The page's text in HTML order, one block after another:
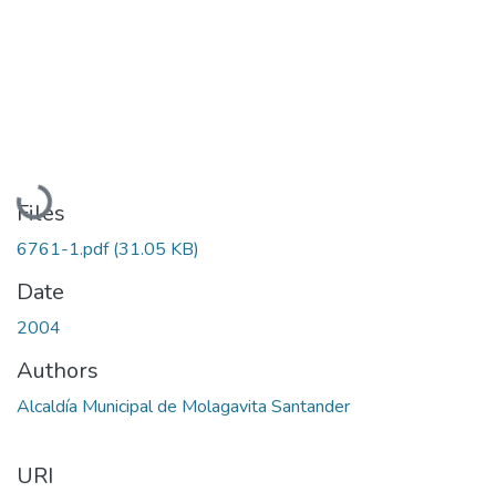
Loading...
Files
6761-1.pdf(31.05 KB)
Date
2004
Authors
Alcaldía Municipal de Molagavita Santander
URI